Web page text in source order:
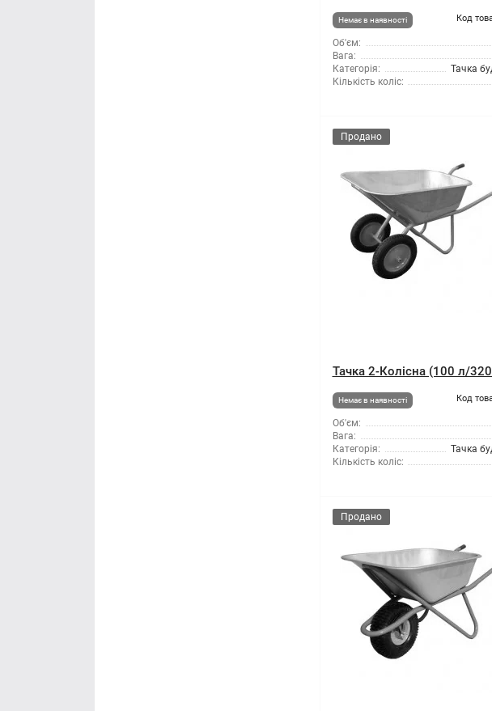
Немає в наявності Код
Об'єм:
Вага:
Категорія:
Тачка
Кількість коліс:
Продано
Тачка 2-Колісна (100 л/320
Немає в наявності Код
Об'єм:
Вага:
Категорія:
Тачка
Кількість коліс:
Продано